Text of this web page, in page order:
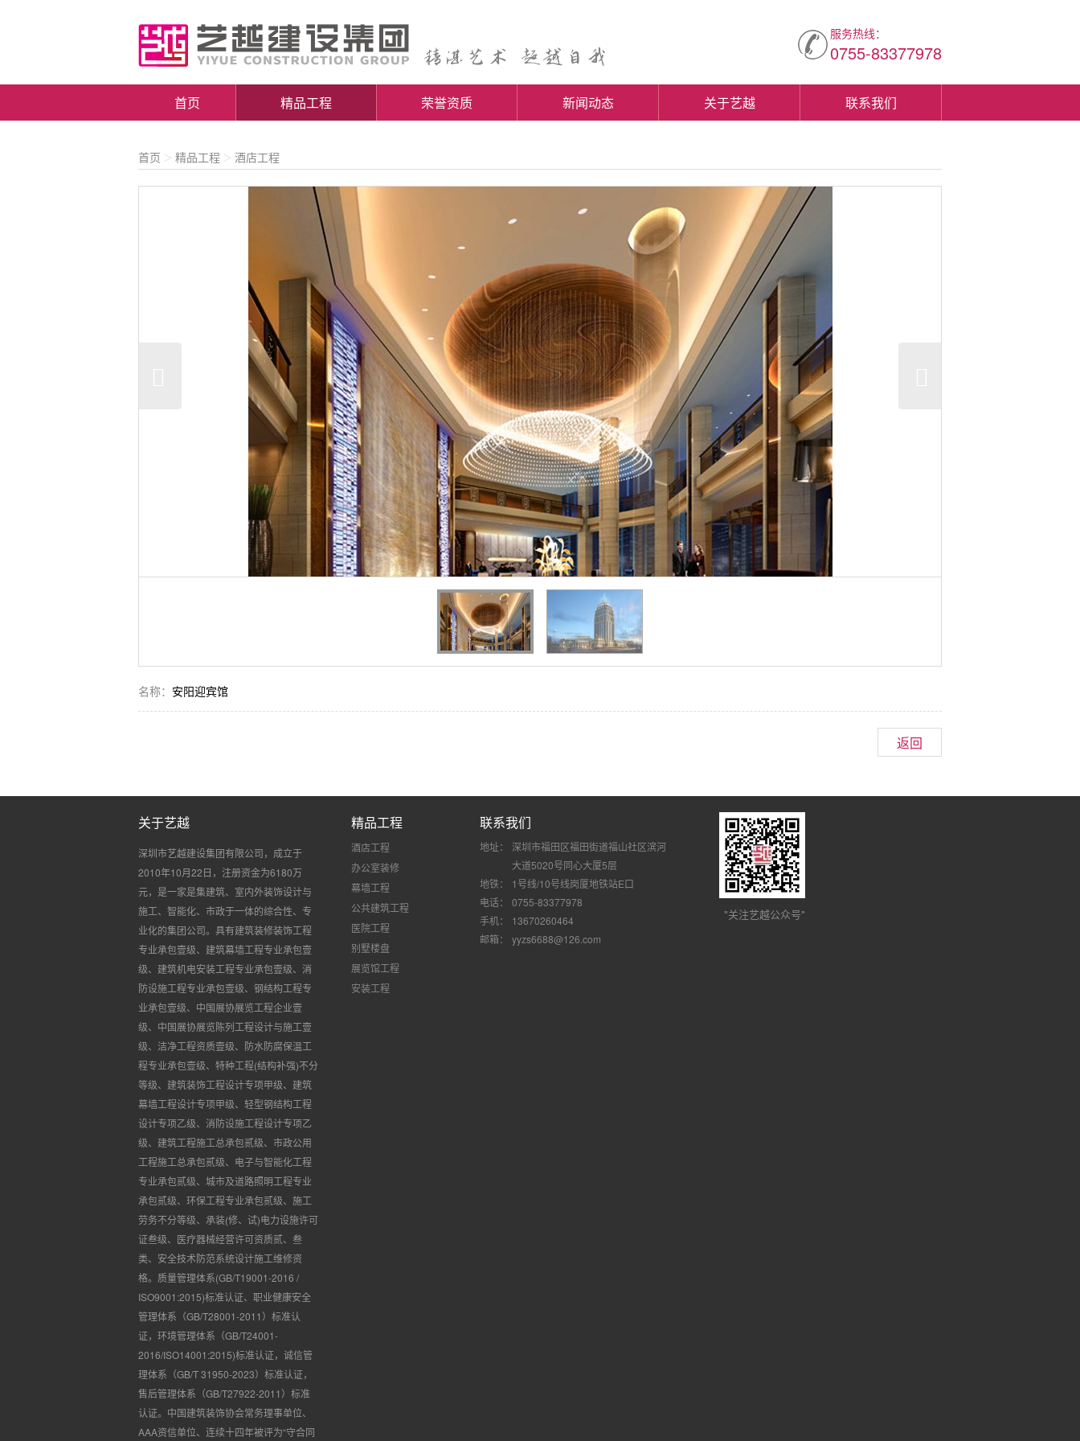
服务热线：
0755-83377978
首页 精品工程 荣誉资质 新闻动态 关于艺越 联系我们
首页 ＞ 精品工程 ＞ 酒店工程
名称： 安阳迎宾馆
返回
关于艺越
深圳市艺越建设集团有限公司，成立于
2010年10月22日，注册资金为6180万
元，是一家是集建筑、室内外装饰设计与
施工、智能化、市政于一体的综合性、专
业化的集团公司。具有建筑装修装饰工程
专业承包壹级、建筑幕墙工程专业承包壹
级、建筑机电安装工程专业承包壹级、消
防设施工程专业承包壹级、钢结构工程专
业承包壹级、中国展协展览工程企业壹
级、中国展协展览陈列工程设计与施工壹
级、洁净工程资质壹级、防水防腐保温工
程专业承包壹级、特种工程(结构补强)不分
等级、建筑装饰工程设计专项甲级、建筑
幕墙工程设计专项甲级、轻型钢结构工程
设计专项乙级、消防设施工程设计专项乙
级、建筑工程施工总承包贰级、市政公用
工程施工总承包贰级、电子与智能化工程
专业承包贰级、城市及道路照明工程专业
承包贰级、环保工程专业承包贰级、施工
劳务不分等级、承装(修、试)电力设施许可
证叁级、医疗器械经营许可资质贰、叁
类、安全技术防范系统设计施工维修资
格。质量管理体系(GB/T19001-2016 /
ISO9001:2015)标准认证、职业健康安全
管理体系（GB/T28001-2011）标准认
证，环境管理体系（GB/T24001-
2016/ISO14001:2015)标准认证，诚信管
理体系（GB/T 31950-2023）标准认证，
售后管理体系（GB/T27922-2011）标准
认证。中国建筑装饰协会常务理事单位、
AAA资信单位、连续十四年被评为“守合同
精品工程
酒店工程
办公室装修
幕墙工程
公共建筑工程
医院工程
别墅楼盘
展览馆工程
安装工程
联系我们
地址：
深圳市福田区福田街道福山社区滨河
大道5020号同心大厦5层
地铁：
1号线/10号线岗厦地铁站E口
电话：
0755-83377978
手机：
13670260464
邮箱：
yyzs6688@126.com
"关注艺越公众号"